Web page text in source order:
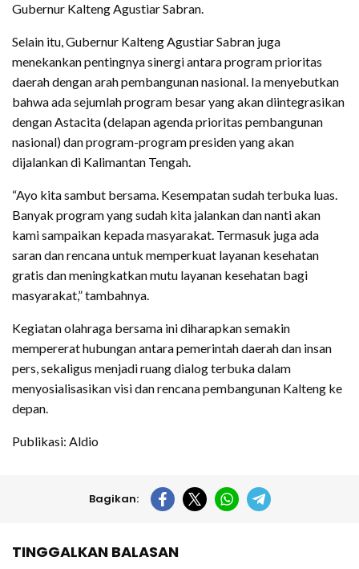
Gubernur Kalteng Agustiar Sabran.
Selain itu, Gubernur Kalteng Agustiar Sabran juga
menekankan pentingnya sinergi antara program prioritas
daerah dengan arah pembangunan nasional. Ia menyebutkan
bahwa ada sejumlah program besar yang akan diintegrasikan
dengan Astacita (delapan agenda prioritas pembangunan
nasional) dan program-program presiden yang akan
dijalankan di Kalimantan Tengah.
“Ayo kita sambut bersama. Kesempatan sudah terbuka luas.
Banyak program yang sudah kita jalankan dan nanti akan
kami sampaikan kepada masyarakat. Termasuk juga ada
saran dan rencana untuk memperkuat layanan kesehatan
gratis dan meningkatkan mutu layanan kesehatan bagi
masyarakat,” tambahnya.
Kegiatan olahraga bersama ini diharapkan semakin
mempererat hubungan antara pemerintah daerah dan insan
pers, sekaligus menjadi ruang dialog terbuka dalam
menyosialisasikan visi dan rencana pembangunan Kalteng ke
depan.
Publikasi: Aldio
Bagikan:
TINGGALKAN BALASAN